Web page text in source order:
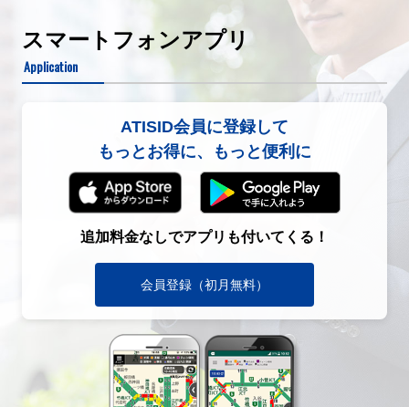
スマートフォンアプリ
Application
ATISID会員に登録して
もっとお得に、もっと便利に
追加料金なしでアプリも付いてくる！
会員登録（初月無料）